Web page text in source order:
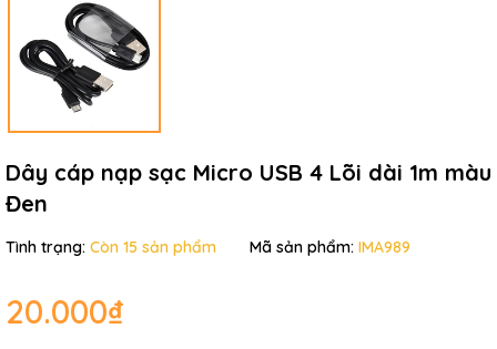
Dây cáp nạp sạc Micro USB 4 Lõi dài 1m màu
Đen
Tình trạng: Còn 15 sản phẩm Mã sản phẩm: IMA989
20.000₫